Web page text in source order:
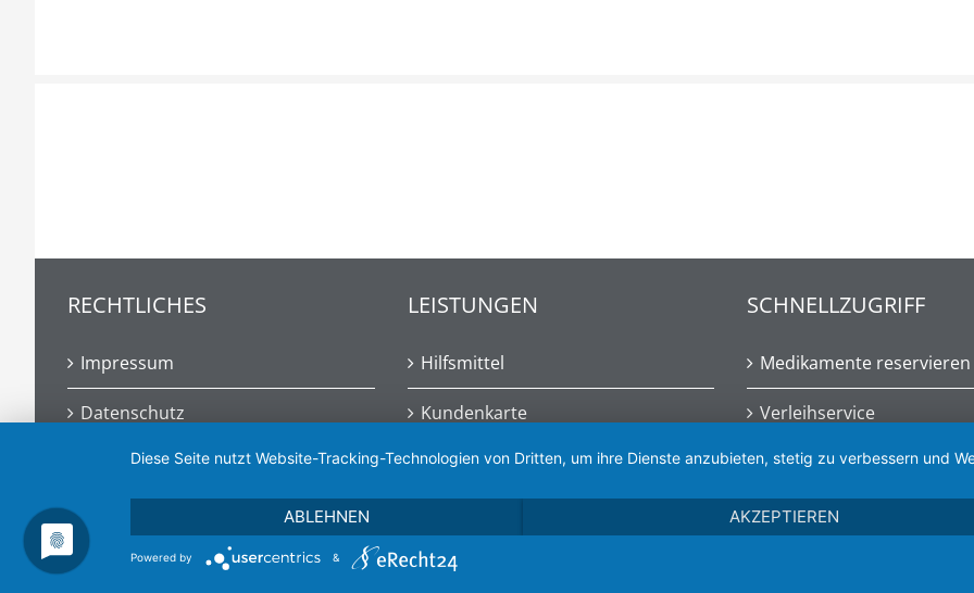
RECHTLICHES
Impressum
Datenschutz
LEISTUNGEN
Hilfsmittel
Kundenkarte
Lieferservice
SCHNELLZUGRIFF
Medikamente reservieren
Verleihservice
Gesundheitsthemen
Copyright 2022 Quellen-Apotheke Bad Breisig | Gestaltet von
Diese Seite nutzt Website-Tracking-Technologien von Dritten, um ihre Dienste anzubieten, stetig zu verbessern und
ABLEHNEN AKZEPTIEREN
Powered by &